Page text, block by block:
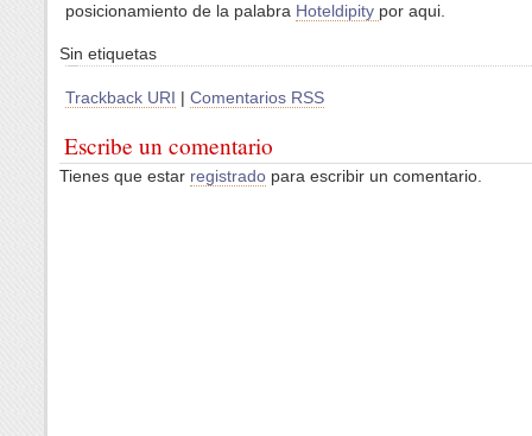
posicionamiento de la palabra Hoteldipity por aqui.
Sin etiquetas
Trackback URI | Comentarios RSS
Escribe un comentario
Tienes que estar registrado para escribir un comentario.